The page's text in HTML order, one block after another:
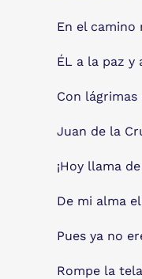
En el
ÉL a la paz y
Con
Juan de la
¡Hoy llama
De mi alma
Pues ya no
Rompe la